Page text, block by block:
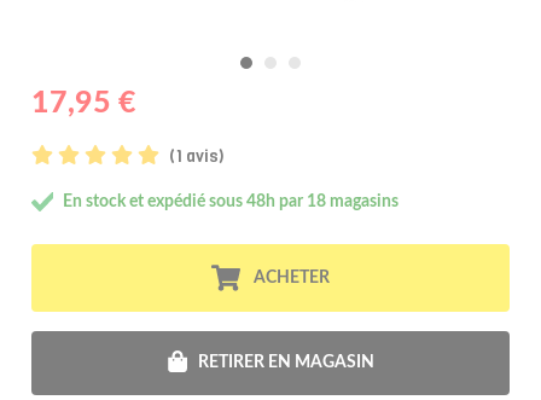
17,95 €
(1 avis)
En stock et expédié sous 48h par 18 magasins
ACHETER
RETIRER EN MAGASIN